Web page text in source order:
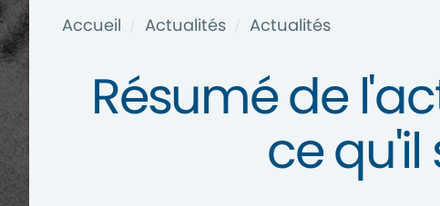
Accueil Actualités Actualités
Résumé de
ce qu'il